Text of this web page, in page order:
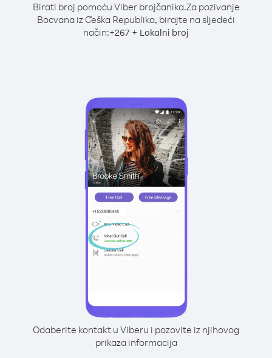
Birati broj pomoću Viber brojčanika.Za pozivanje
Bocvana iz Češka Republika, birajte na sljedeći
način:+267 + Lokalni broj
Odaberite kontakt u Viberu i pozovite iz njihovog
prikaza informacija